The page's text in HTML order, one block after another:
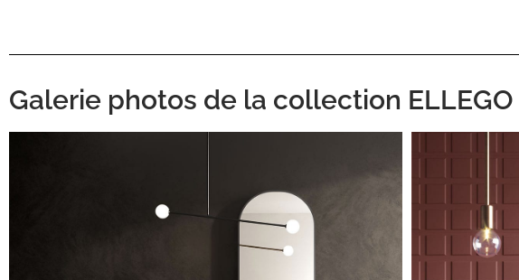
Galerie photos de la collection ELLEGO